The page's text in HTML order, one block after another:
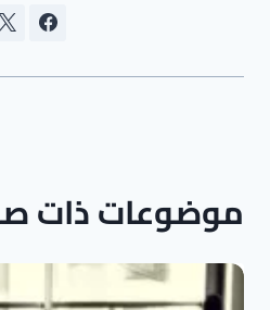
موضوعات ذات